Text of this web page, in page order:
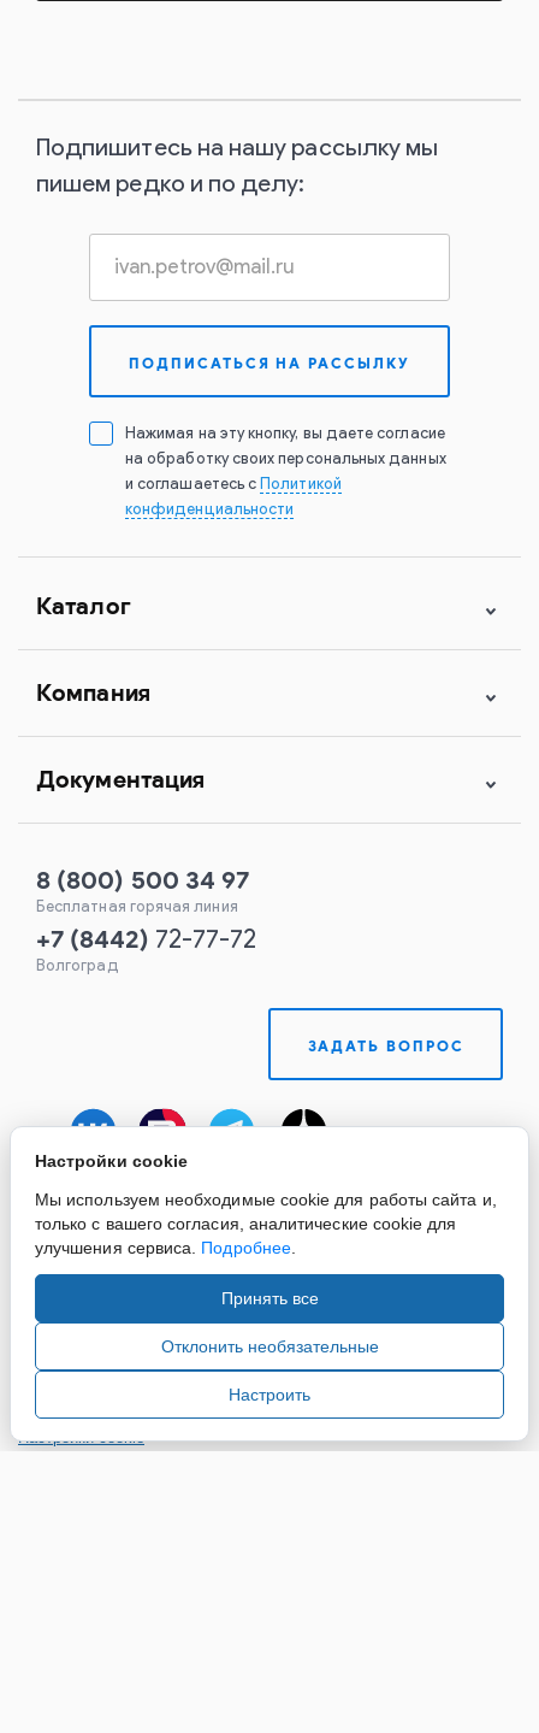
Подпишитесь на нашу рассылку мы
пишем редко и по делу:
Нажимая на эту кнопку, вы даете согласие
на обработку своих персональных данных
и соглашаетесь с Политикой
конфиденциальности
Каталог
Компания
Документация
8 (800) 500 34 97
Бесплатная горячая линия
+7 (8442) 72-77-72
Волгоград
ЗАДАТЬ ВОПРОС
информации и материалов сайта, ссылка на источник
обязательна.
Настройки cookie
Настройки cookie
Мы используем необходимые cookie для работы сайта и,
только с вашего согласия, аналитические cookie для
улучшения сервиса. Подробнее.
Принять все
Отклонить необязательные
Настроить